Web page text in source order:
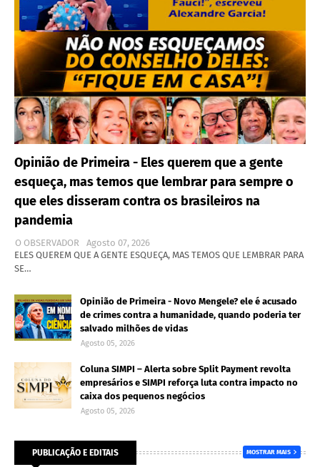
Opinião de Primeira - Eles querem que a gente
esqueça, mas temos que lembrar para sempre o
que eles disseram contra os brasileiros na
pandemia
O OBSERVADOR
Agosto 07, 2026
ELES QUEREM QUE A GENTE ESQUEÇA, MAS TEMOS QUE LEMBRAR PARA
SE…
Opinião de Primeira - Novo Mengele? ele é acusado
de crimes contra a humanidade, quando poderia ter
salvado milhões de vidas
Agosto 05, 2026
Coluna SIMPI – Alerta sobre Split Payment revolta
empresários e SIMPI reforça luta contra impacto no
caixa dos pequenos negócios
Agosto 05, 2026
PUBLICAÇÃO E EDITAIS MOSTRAR MAIS